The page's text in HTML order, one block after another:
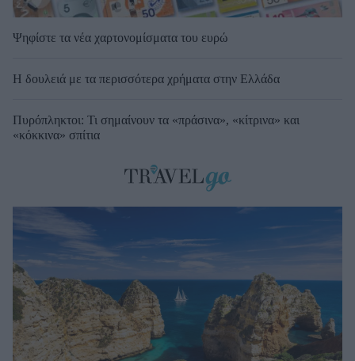
Ψηφίστε τα νέα χαρτονομίσματα του ευρώ
Η δουλειά με τα περισσότερα χρήματα στην Ελλάδα
Πυρόπληκτοι: Τι σημαίνουν τα «πράσινα», «κίτρινα» και
«κόκκινα» σπίτια